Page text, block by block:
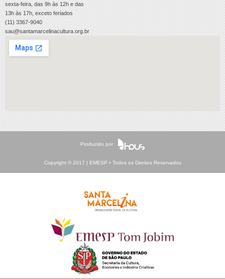
sexta-feira, das 9h às 12h e das
13h às 17h, exceto feriados
(11) 3367-9040
sau@santamarcelinacultura.org.br
Produzido por
Copyright © 2017 | EMESP • Todos os Direitos Reservados